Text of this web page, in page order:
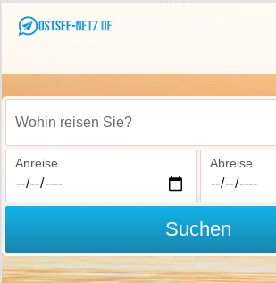
Wohin reisen Sie?
Anreise Abreise
Suchen